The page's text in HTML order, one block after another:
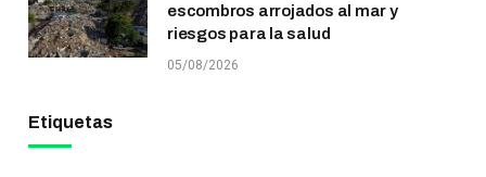
escombros arrojados al mar y
riesgos para la salud
05/08/2026
Etiquetas